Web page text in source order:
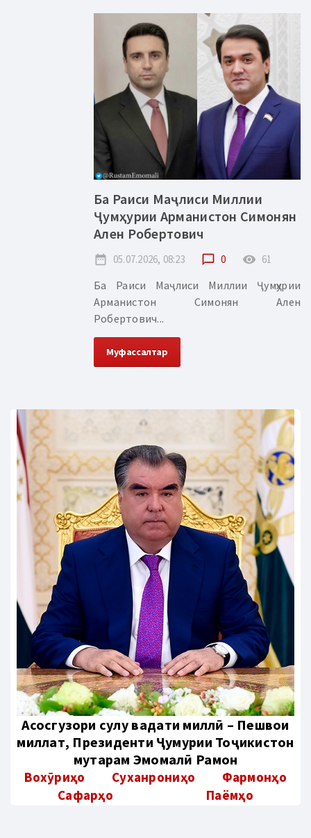
Ба Раиси Маҷлиси Миллии
Ҷумҳурии Арманистон Симонян
Ален Робертович
date_range 05.07.2026, 08:23 chat_bubble_outline 0 remove_red_eye 61
Ба Раиси Маҷлиси Миллии Ҷумҳурии
Арманистон Симонян Ален
Робертович...
Муфассалтар
Aсосгузори сулҳу ваҳдати миллӣ – Пешвои
миллат, Президенти Ҷумҳурии Тоҷикистон
муҳтарам Эмомалӣ Раҳмон
Вохӯриҳо Суханрониҳо
Фармонҳо
Сафарҳо
Паёмҳо